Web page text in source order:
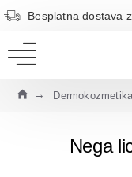
Besplatna dostava
Dermokozmetika
Nega